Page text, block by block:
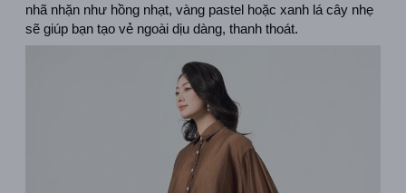
nhã nhặn như hồng nhạt, vàng pastel hoặc xanh lá cây nhẹ
sẽ giúp bạn tạo vẻ ngoài dịu dàng, thanh thoát.